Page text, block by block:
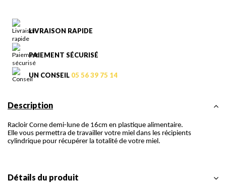
LIVRAISON RAPIDE
PAIEMENT SÉCURISÉ
UN CONSEIL 05 56 39 75 14
Description
Racloir Corne demi-lune de 16cm en plastique alimentaire.
Elle vous permettra de travailler votre miel dans les récipients
cylindrique pour récupérer la totalité de votre miel.
Détails du produit